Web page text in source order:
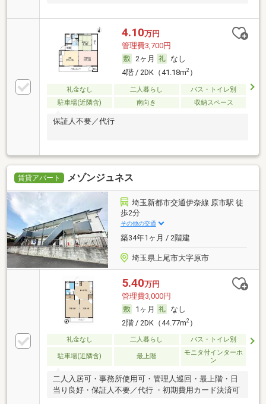
4.10万円
管理費3,700円
2ヶ月
なし
4階 / 2DK（41.18m2）
礼金なし 二人暮らし
バス・トイレ別
駐車場(近隣含)
南向き 収納スペース
保証人不要／代行
賃貸アパート メゾンジュネス
埼玉新都市交通伊奈線 原市駅 徒
歩2分
その他の交通
築34年1ヶ月 / 2階建
埼玉県上尾市大字原市
5.40万円
管理費3,000円
1ヶ月
なし
2階 / 2DK（44.77m2）
礼金なし 二人暮らし バス・トイレ別
駐車場(近隣含) 最上階
モニタ付インターホ
ン
二人入居可・事務所使用可・管理人巡回・最上階・日
当り良好・保証人不要／代行 ・初期費用カード決済可